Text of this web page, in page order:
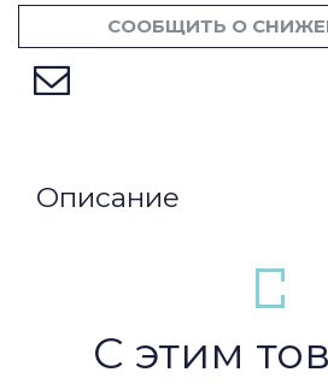
СООБЩИТЬ О
Описание
С этим